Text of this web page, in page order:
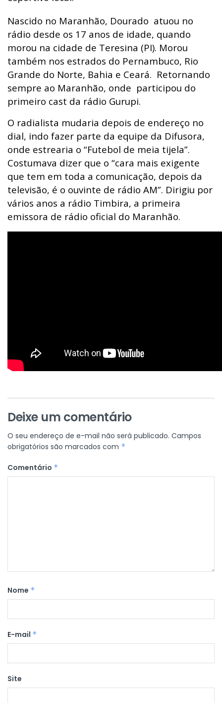
Nascido no Maranhão, Dourado atuou no
rádio desde os 17 anos de idade, quando
morou na cidade de Teresina (PI). Morou
também nos estrados do Pernambuco, Rio
Grande do Norte, Bahia e Ceará. Retornando
sempre ao Maranhão, onde participou do
primeiro cast da rádio Gurupi.
O radialista mudaria depois de endereço no
dial, indo fazer parte da equipe da Difusora,
onde estrearia o “Futebol de meia tijela”.
Costumava dizer que o “cara mais exigente
que tem em toda a comunicação, depois da
televisão, é o ouvinte de rádio AM”. Dirigiu por
vários anos a rádio Timbira, a primeira
emissora de rádio oficial do Maranhão.
Deixe um comentário
O seu endereço de e-mail não será publicado. Campos
obrigatórios são marcados com *
Comentário *
Nome *
E-mail *
Site